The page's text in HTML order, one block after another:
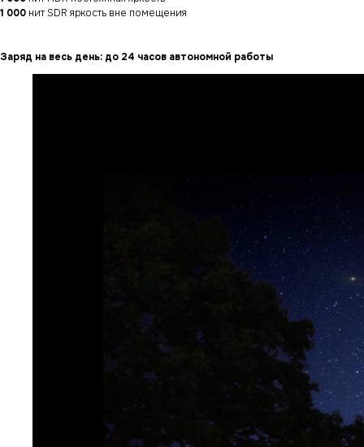
1 000 нит SDR яркость вне помещения
Заряд на весь день: до 24 часов автономной работы